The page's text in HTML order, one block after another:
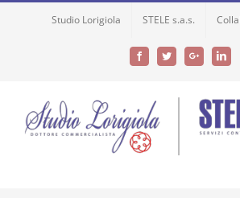
Studio Lorigiola STELE s.a.s.
FacebookTwitterGoogle+